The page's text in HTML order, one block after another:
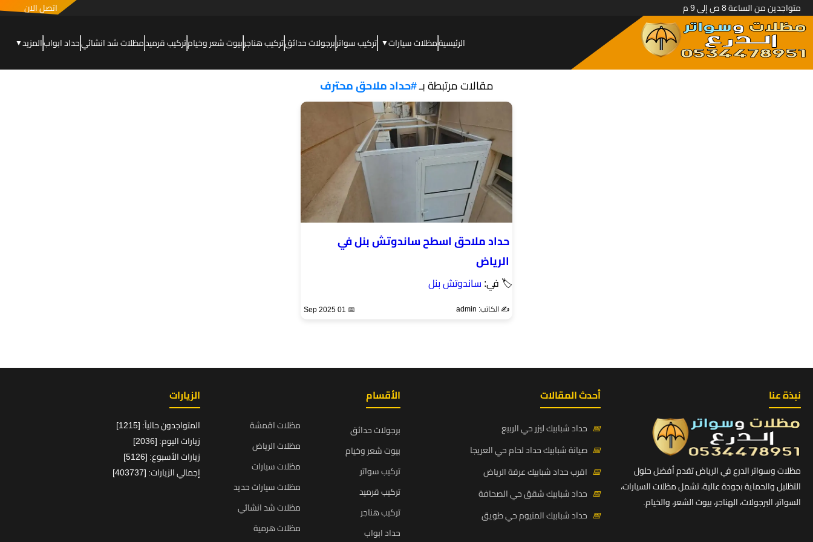
متواجدين من الساعة 8 ص إلى 9 م اتصل الان
الرئيسيةمظلات سيارات▼ تركيب سواتربرجولات حدائقتركيب هناجربيوت شعر وخيامتركيب قرميدمظلات شد انشائيحداد ابوابالمزيد▼
مقالات مرتبطة بـ#حداد ملاحق محترف
حداد ملاحق اسطح ساندوتش بنل في
الرياض
🏷 في: ساندوتش بنل
✍️ الكاتب: admin 📅 01 Sep 2025
نبذة عنا
مظلات وسواتر الدرع في الرياض تقدم أفضل حلول
التظليل والحماية بجودة عالية، تشمل مظلات السيارات،
السواتر، البرجولات، الهناجر، بيوت الشعر، والخيام.
أحدث المقالات
📅 حداد شبابيك ليزر حي الربيع
📅 صيانة شبابيك حداد لحام حي العريجا
📅 اقرب حداد شبابيك عرقة الرياض
📅 حداد شبابيك شقق حي الصحافة
📅 حداد شبابيك المنيوم حي طويق
الأقسام
برجولات حدائق
بيوت شعر وخيام
تركيب سواتر
تركيب قرميد
تركيب هناجر
حداد ابواب
مظلات اقمشة
مظلات الرياض
مظلات سيارات
مظلات سيارات حديد
مظلات شد انشائي
مظلات هرمية
الزيارات
المتواجدون حالياً: [1215]
زيارات اليوم: [2036]
زيارات الأسبوع: [5126]
إجمالي الزيارات: [403737]